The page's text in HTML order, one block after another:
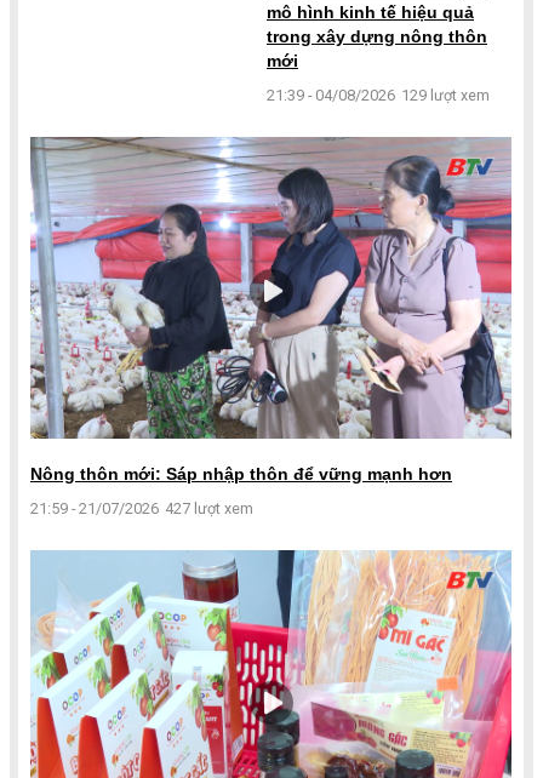
mô hình kinh tế hiệu quả
trong xây dựng nông thôn
mới
21:39 - 04/08/2026 129 lượt xem
Nông thôn mới: Sáp nhập thôn để vững mạnh hơn
21:59 - 21/07/2026 427 lượt xem